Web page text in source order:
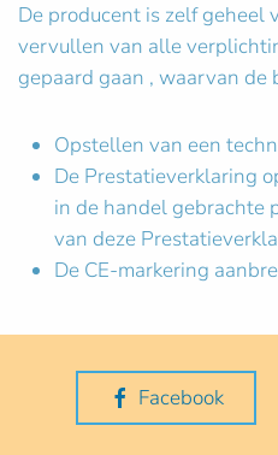
De producent is zelf
vervullen van alle
gepaard gaan , waarvan de
Opstellen van een
De Prestatieverklaring
in de handel gebrachte
van deze
De CE-markering
Facebook